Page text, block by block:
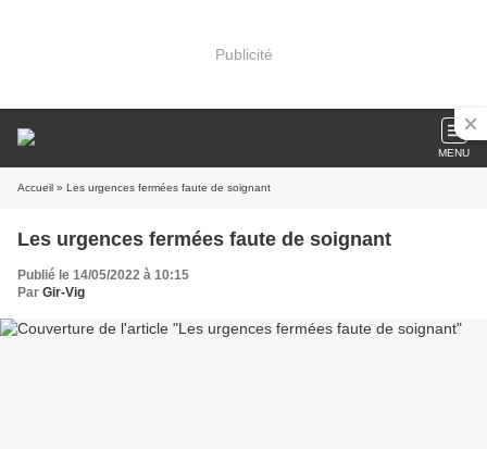
Publicité
MENU
Accueil » Les urgences fermées faute de soignant
Les urgences fermées faute de soignant
Publié le 14/05/2022 à 10:15
Par Gir-Vig